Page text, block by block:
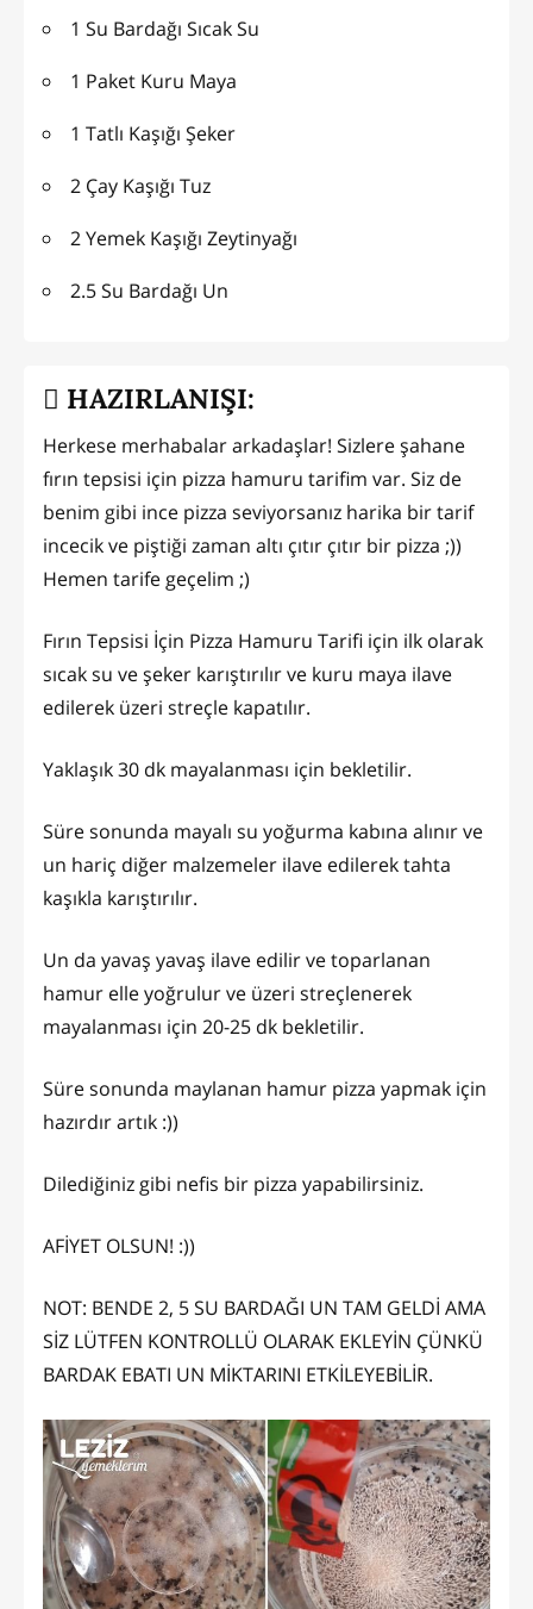
1 Su Bardağı Sıcak Su
1 Paket Kuru Maya
1 Tatlı Kaşığı Şeker
2 Çay Kaşığı Tuz
2 Yemek Kaşığı Zeytinyağı
2.5 Su Bardağı Un
HAZIRLANIŞI:
Herkese merhabalar arkadaşlar! Sizlere şahane
fırın tepsisi için pizza hamuru tarifim var. Siz de
benim gibi ince pizza seviyorsanız harika bir tarif
incecik ve piştiği zaman altı çıtır çıtır bir pizza ;))
Hemen tarife geçelim ;)
Fırın Tepsisi İçin Pizza Hamuru Tarifi için ilk olarak
sıcak su ve şeker karıştırılır ve kuru maya ilave
edilerek üzeri streçle kapatılır.
Yaklaşık 30 dk mayalanması için bekletilir.
Süre sonunda mayalı su yoğurma kabına alınır ve
un hariç diğer malzemeler ilave edilerek tahta
kaşıkla karıştırılır.
Un da yavaş yavaş ilave edilir ve toparlanan
hamur elle yoğrulur ve üzeri streçlenerek
mayalanması için 20-25 dk bekletilir.
Süre sonunda maylanan hamur pizza yapmak için
hazırdır artık :))
Dilediğiniz gibi nefis bir pizza yapabilirsiniz.
AFİYET OLSUN! :))
NOT: BENDE 2, 5 SU BARDAĞI UN TAM GELDİ AMA
SİZ LÜTFEN KONTROLLÜ OLARAK EKLEYİN ÇÜNKÜ
BARDAK EBATI UN MİKTARINI ETKİLEYEBİLİR.